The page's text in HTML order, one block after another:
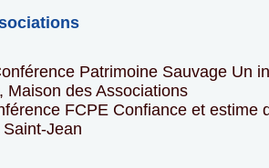
Patrimoine Sauvage Un
Maison des Associations
FCPE Confiance et estime
Jean